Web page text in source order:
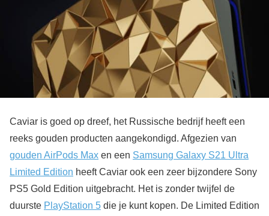
Caviar is goed op dreef, het Russische bedrijf heeft een
reeks gouden producten aangekondigd. Afgezien van
gouden AirPods Max en een Samsung Galaxy S21 Ultra
Limited Edition heeft Caviar ook een zeer bijzondere Sony
PS5 Gold Edition uitgebracht. Het is zonder twijfel de
duurste PlayStation 5 die je kunt kopen. De Limited Edition